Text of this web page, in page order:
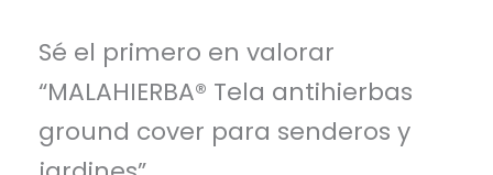
Sé el primero en valorar
“MALAHIERBA® Tela antihierbas
ground cover para senderos y